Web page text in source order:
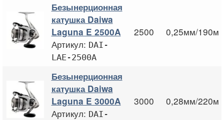
Безынерционная
катушка Daiwa
Laguna E 2500A
Артикул: DAI-
LAE-2500A
2500 0,25мм/190м
Безынерционная
катушка Daiwa
Laguna E 3000A
Артикул: DAI-
3000 0,28мм/220м